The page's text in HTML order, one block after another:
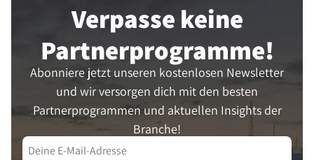
Verpasse keine
Partner­programme!
Abonniere jetzt unseren kostenlosen Newsletter
und wir versorgen dich mit den besten
Partnerprogrammen und aktuellen Insights der
Branche!